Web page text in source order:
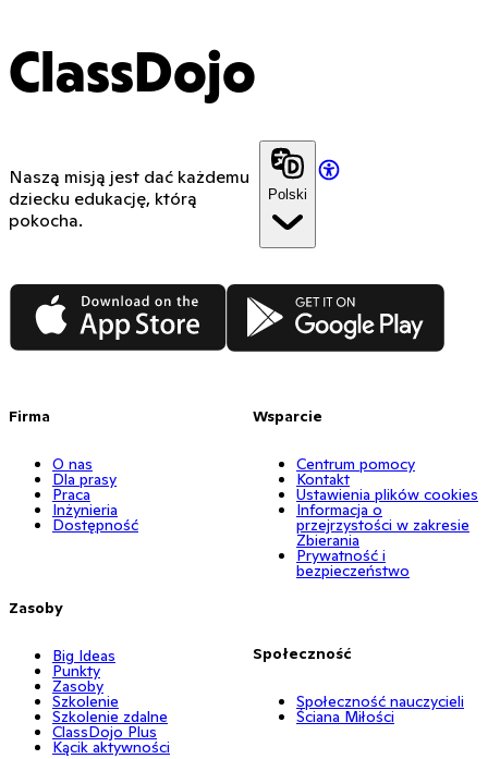
ClassDojo
Naszą misją jest dać każdemu
dziecku edukację, którą
pokocha.
Polski
App Store Google Play
Firma
O nas
Dla prasy
Praca
Inżynieria
Dostępność
Zasoby
Big Ideas
Punkty
Zasoby
Szkolenie
Szkolenie zdalne
ClassDojo Plus
Kącik aktywności
Wsparcie
Centrum pomocy
Kontakt
Ustawienia plików cookies
Informacja o
przejrzystości w zakresie
Zbierania
Prywatność i
bezpieczeństwo
Społeczność
Społeczność nauczycieli
Ściana Miłości